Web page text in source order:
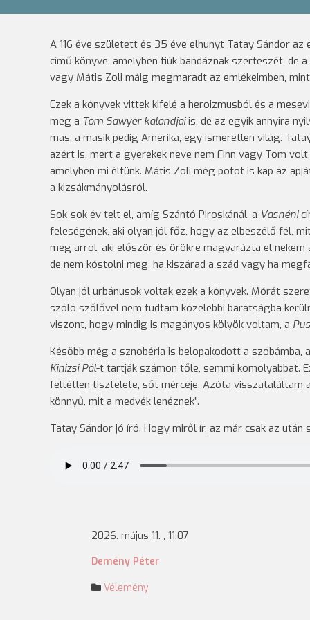
A 116 éve született és 35 éve elhunyt Tatay Sándor
című könyve, amelyben fiúk bandáznak szerteszét, de a
vagy Mátis Zoli máig megmaradt az emlékeimben,
Ezek a könyvek vittek kifelé a heroizmusból és a
meg a Tom Sawyer kalandjaiis, de az egyik annyira
más, a másik pedig Amerika, egy ismeretlen világ.
azért is, mert a gyerekek neve nem Finn vagy Tom
amelyben mi éltünk. Mátis Zoli még pofot is kap az
a kizsákmányolásról.
Sok-sok év telt el, amíg Szántó Piroskánál, a Vasnéni
feleségének, aki olyan jól főz, hogy az elbeszélő fél,
meg arról, aki először és örökre magyarázta el
de nem kóstolni meg, ha kiszárad a szád vagy ha
Olyan jól urbánusok voltak ezek a könyvek. Mórát
szóló szőlővel nem tudtam közelebbi barátságba
viszont, hogy mindig is magányos kölyök voltam, a
Később még a sznobéria is belopakodott a
Kinizsi Pál-t tartják számon tőle, semmi komolyabbat.
feltétlen tisztelete, sőt mércéje. Azóta visszataláltam
könnyű, mit a medvék lenéznek”.
Tatay Sándor jó író. Hogy miről ír, az már csak az
2026. május 11. , 11:07
Demény Péter
Vélemény